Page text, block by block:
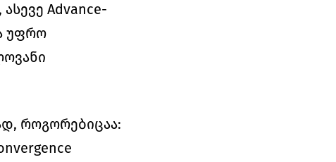
Advance-
უფრო
როგორებიცაა: